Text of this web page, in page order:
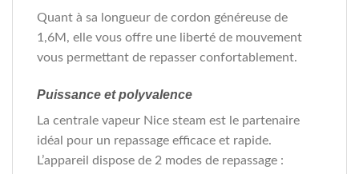
Quant à sa longueur de cordon généreuse de
1,6M, elle vous offre une liberté de mouvement
vous permettant de repasser confortablement.
Puissance et polyvalence
La centrale vapeur Nice steam est le partenaire
idéal pour un repassage efficace et rapide.
L’appareil dispose de 2 modes de repassage :